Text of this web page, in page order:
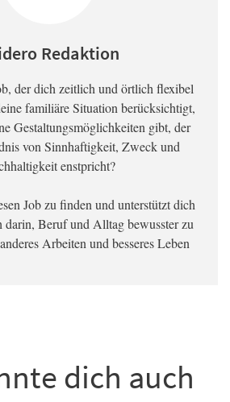
Redaktion
der dich zeitlich und örtlich flexibel
familiäre Situation berücksichtigt,
Gestaltungsmöglichkeiten gibt, der
von Sinnhaftigkeit, Zweck und
enstpricht?
Job zu finden und unterstützt dich
darin, Beruf und Alltag bewusster zu
Arbeiten und besseres Leben
dich auch